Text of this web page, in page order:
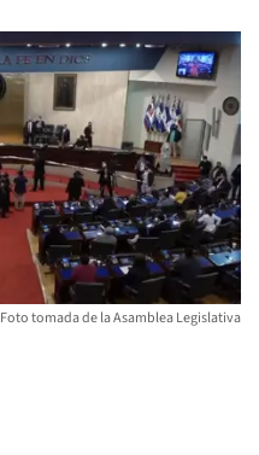
Foto tomada de la Asamblea Legislativa